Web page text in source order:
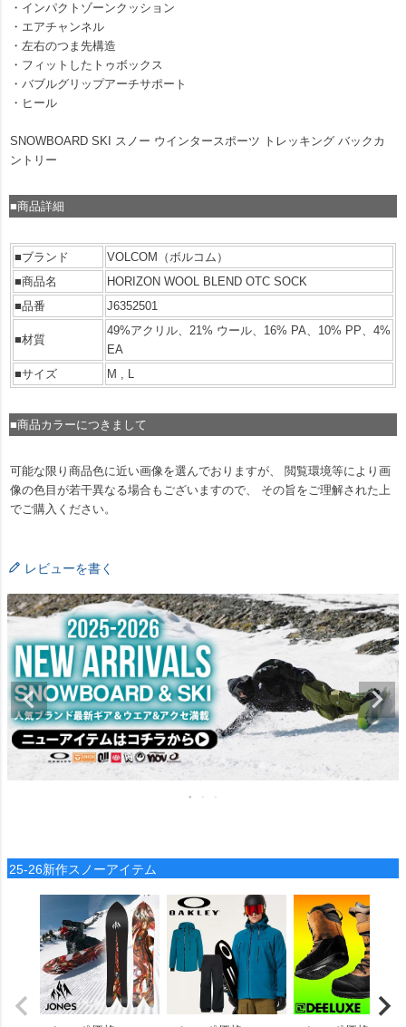
・インパクトゾーンクッション
・エアチャンネル
・左右のつま先構造
・フィットしたトゥボックス
・バブルグリップアーチサポート
・ヒール
SNOWBOARD SKI スノー ウインタースポーツ トレッキング バックカ
ントリー
■商品詳細
■ブランド
VOLCOM（ボルコム）
■商品名
HORIZON WOOL BLEND OTC SOCK
■品番
J6352501
■材質
49%アクリル、21% ウール、16% PA、10% PP、4%
EA
■サイズ
M , L
■商品カラーにつきまして
可能な限り商品色に近い画像を選んでおりますが、 閲覧環境等により画
像の色目が若干異なる場合もございますので、 その旨をご理解された上
でご購入ください。
レビューを書く
25-26新作スノーアイテム